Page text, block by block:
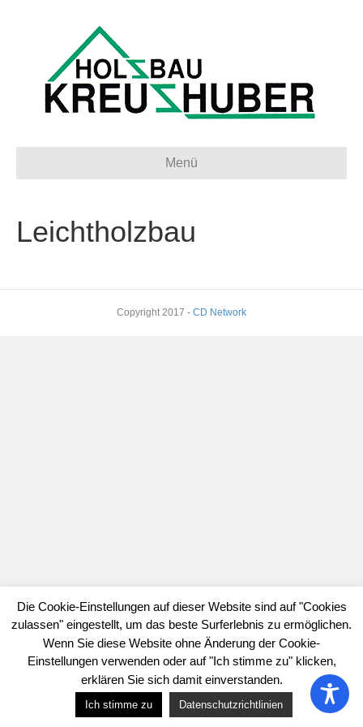
Menü
Leichtholzbau
Copyright 2017 - CD Network
Die Cookie-Einstellungen auf dieser Website sind auf "Cookies
zulassen" eingestellt, um das beste Surferlebnis zu ermöglichen.
Wenn Sie diese Website ohne Änderung der Cookie-
Einstellungen verwenden oder auf "Ich stimme zu" klicken,
erklären Sie sich damit einverstanden.
Ich stimme zu Datenschutzrichtlinien